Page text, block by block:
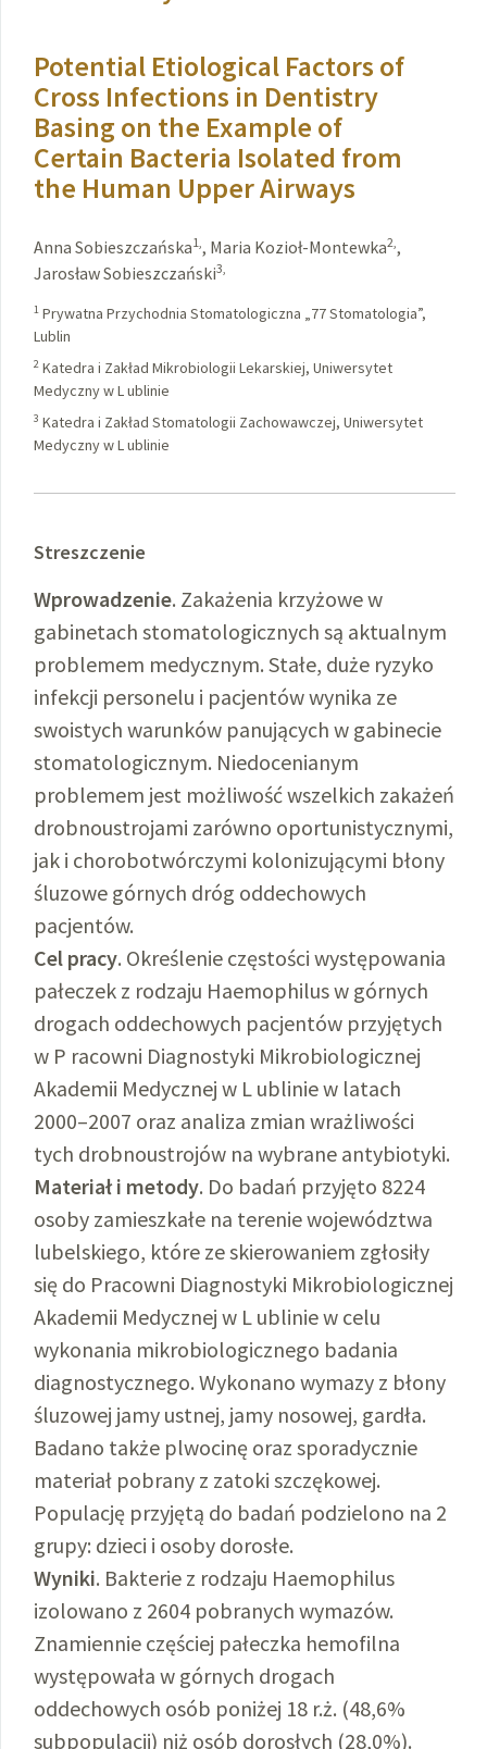
Potential Etiological Factors of
Cross Infections in Dentistry
Basing on the Example of
Certain Bacteria Isolated from
the Human Upper Airways
Anna Sobieszczańska1,, Maria Kozioł-Montewka2,,
Jarosław Sobieszczański3,
1 Prywatna Przychodnia Stomatologiczna „77 Stomatologia”,
Lublin
2 Katedra i Zakład Mikrobiologii Lekarskiej, Uniwersytet
Medyczny w L ublinie
3 Katedra i Zakład Stomatologii Zachowawczej, Uniwersytet
Medyczny w L ublinie
Streszczenie
Wprowadzenie. Zakażenia krzyżowe w
gabinetach stomatologicznych są aktualnym
problemem medycznym. Stałe, duże ryzyko
infekcji personelu i pacjentów wynika ze
swoistych warunków panujących w gabinecie
stomatologicznym. Niedocenianym
problemem jest możliwość wszelkich zakażeń
drobnoustrojami zarówno oportunistycznymi,
jak i chorobotwórczymi kolonizującymi błony
śluzowe górnych dróg oddechowych
pacjentów.
Cel pracy. Określenie częstości występowania
pałeczek z rodzaju Haemophilus w górnych
drogach oddechowych pacjentów przyjętych
w P racowni Diagnostyki Mikrobiologicznej
Akademii Medycznej w L ublinie w latach
2000–2007 oraz analiza zmian wrażliwości
tych drobnoustrojów na wybrane antybiotyki.
Materiał i metody. Do badań przyjęto 8224
osoby zamieszkałe na terenie województwa
lubelskiego, które ze skierowaniem zgłosiły
się do Pracowni Diagnostyki Mikrobiologicznej
Akademii Medycznej w L ublinie w celu
wykonania mikrobiologicznego badania
diagnostycznego. Wykonano wymazy z błony
śluzowej jamy ustnej, jamy nosowej, gardła.
Badano także plwocinę oraz sporadycznie
materiał pobrany z zatoki szczękowej.
Populację przyjętą do badań podzielono na 2
grupy: dzieci i osoby dorosłe.
Wyniki. Bakterie z rodzaju Haemophilus
izolowano z 2604 pobranych wymazów.
Znamiennie częściej pałeczka hemofilna
występowała w górnych drogach
oddechowych osób poniżej 18 r.ż. (48,6%
subpopulacji) niż osób dorosłych (28,0%).